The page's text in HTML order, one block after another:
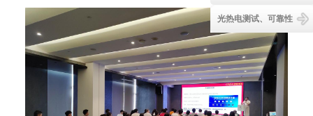
光热电测试、可靠性